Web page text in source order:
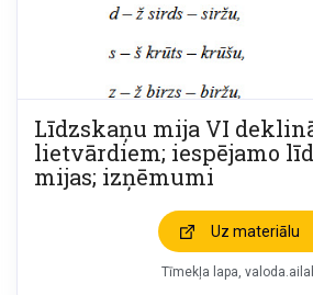
Līdzskaņu mija VI
lietvārdiem; iespējamo
mijas; izņēmumi
Uz materiālu
Tīmekļa lapa